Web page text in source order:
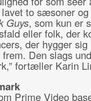
to sæsoner og
Guys, som kun er
eller folk, der
der hygger sig
Den slags
fortæller Karin
Prime Video